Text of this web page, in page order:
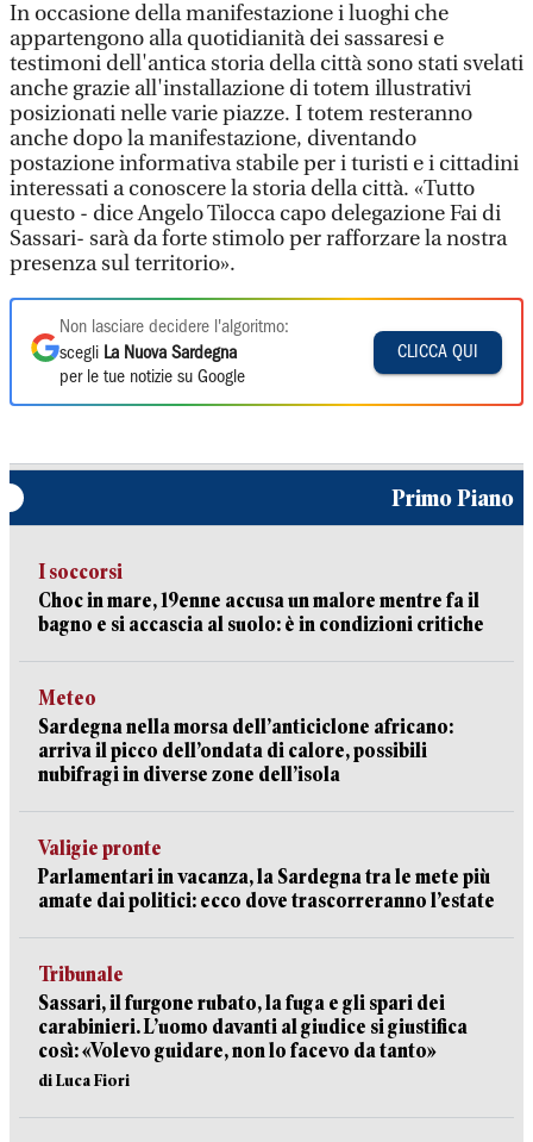
In occasione della manifestazione i luoghi che
appartengono alla quotidianità dei sassaresi e
testimoni dell'antica storia della città sono stati svelati
anche grazie all'installazione di totem illustrativi
posizionati nelle varie piazze. I totem resteranno
anche dopo la manifestazione, diventando
postazione informativa stabile per i turisti e i cittadini
interessati a conoscere la storia della città. «Tutto
questo - dice Angelo Tilocca capo delegazione Fai di
Sassari- sarà da forte stimolo per rafforzare la nostra
presenza sul territorio».
Non lasciare decidere l'algoritmo:
scegli La Nuova Sardegna
per le tue notizie su Google
CLICCA QUI
Primo Piano
I soccorsi
Choc in mare, 19enne accusa un malore mentre fa il
bagno e si accascia al suolo: è in condizioni critiche
Meteo
Sardegna nella morsa dell’anticiclone africano:
arriva il picco dell’ondata di calore, possibili
nubifragi in diverse zone dell’isola
Valigie pronte
Parlamentari in vacanza, la Sardegna tra le mete più
amate dai politici: ecco dove trascorreranno l’estate
Tribunale
Sassari, il furgone rubato, la fuga e gli spari dei
carabinieri. L’uomo davanti al giudice si giustifica
così: «Volevo guidare, non lo facevo da tanto»
di Luca Fiori